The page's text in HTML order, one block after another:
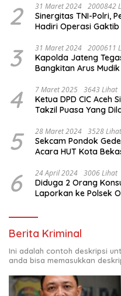
2 31 Maret 2024 2000842
Sinergitas TNI-Polri,
Hadiri Operasi
3 31 Maret 2024 2000611
Kapolda Jateng
Bangkitan Arus
4 7 Maret 2025 3643 Lihat
Ketua DPD CIC Aceh
Takzil Puasa Yang
Meriah Kabupaten
5 28 Maret 2024 3528 Lihat
Sekcam Pondok
Acara HUT Kota
6 24 April 2024 3006 Lihat
Diduga 2 Orang
Laporkan ke Polsek
Berita Kriminal
Ini adalah contoh deskripsi
anda bisa memasukkan